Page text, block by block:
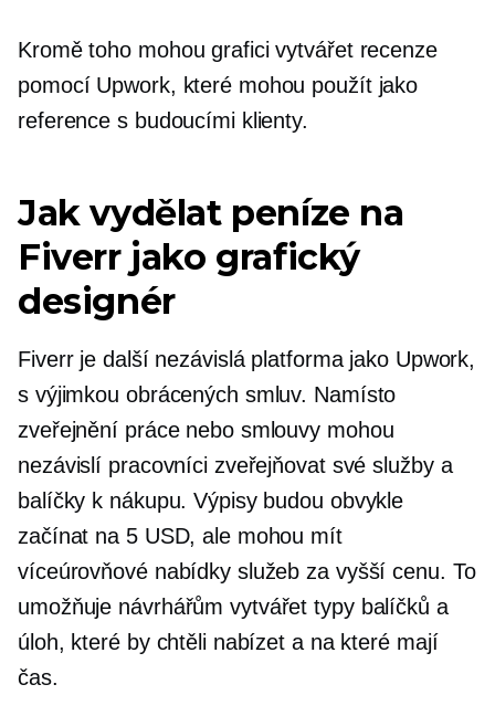
Kromě toho mohou grafici vytvářet recenze
pomocí Upwork, které mohou použít jako
reference s budoucími klienty.
Jak vydělat peníze na
Fiverr jako grafický
designér
Fiverr je další nezávislá platforma jako Upwork,
s výjimkou obrácených smluv. Namísto
zveřejnění práce nebo smlouvy mohou
nezávislí pracovníci zveřejňovat své služby a
balíčky k nákupu. Výpisy budou obvykle
začínat na 5 USD, ale mohou mít
víceúrovňové nabídky služeb za vyšší cenu. To
umožňuje návrhářům vytvářet typy balíčků a
úloh, které by chtěli nabízet a na které mají
čas.